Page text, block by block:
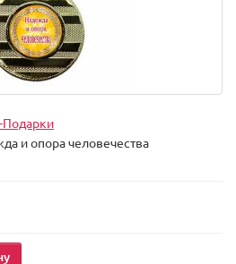
и опора человечества